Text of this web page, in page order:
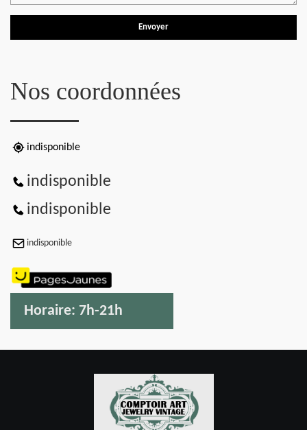
Nos coordonnées
indisponible
indisponible
indisponible
indisponible
Horaire: 7h-21h